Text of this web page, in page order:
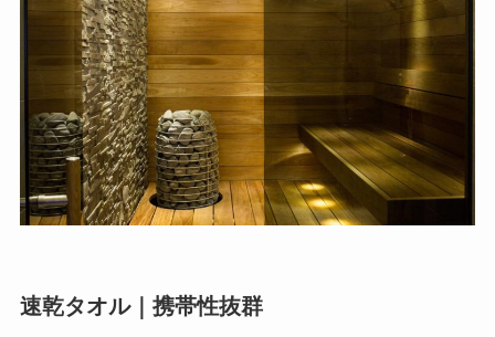
速乾タオル｜携帯性抜群